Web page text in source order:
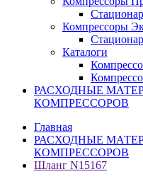
Компрессоры
Каталоги
РАСХОДНЫЕ
КОМПРЕССОРОВ
Главная
РАСХОДНЫЕ
КОМПРЕССОРОВ
Шланг N15167